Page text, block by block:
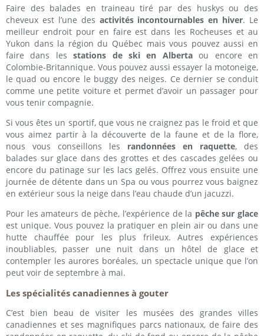
Faire des balades en traineau tiré par des huskys ou des
cheveux est l’une des activités incontournables en hiver. Le
meilleur endroit pour en faire est dans les Rocheuses et au
Yukon dans la région du Québec mais vous pouvez aussi en
faire dans lesstations de ski en Albertaou encore en
Colombie-Britannique. Vous pouvez aussi essayer la motoneige,
le quad ou encore le buggy des neiges. Ce dernier se conduit
comme une petite voiture et permet d’avoir un passager pour
vous tenir compagnie.
Si vous êtes un sportif, que vous ne craignez pas le froid et que
vous aimez partir à la découverte de la faune et de la flore,
nous vous conseillons les randonnées en raquette, des
balades sur glace dans des grottes et des cascades gelées ou
encore du patinage sur les lacs gelés. Offrez vous ensuite une
journée de détente dans un Spa ou vous pourrez vous baignez
en extérieur sous la neige dans l’eau chaude d’un jacuzzi.
Pour les amateurs de pèche, l’expérience de la pêche sur glace
est unique. Vous pouvez la pratiquer en plein air ou dans une
hutte chauffée pour les plus frileux. Autres expériences
inoubliables, passer une nuit dans un hôtel de glace et
contempler les aurores boréales, un spectacle unique que l’on
peut voir de septembre à mai.
Les spécialités canadiennes à gouter
C’est bien beau de visiter les musées des grandes villes
canadiennes et ses magnifiques parcs nationaux, de faire des